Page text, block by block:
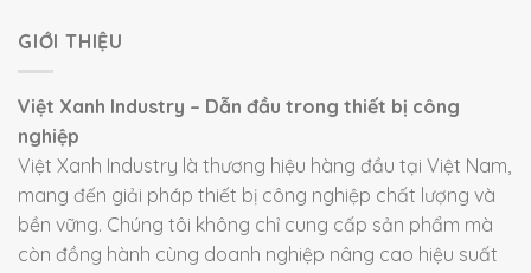
GIỚI THIỆU
Việt Xanh Industry – Dẫn đầu trong thiết bị công
nghiệp
Việt Xanh Industry là thương hiệu hàng đầu tại Việt Nam,
mang đến giải pháp thiết bị công nghiệp chất lượng và
bền vững. Chúng tôi không chỉ cung cấp sản phẩm mà
còn đồng hành cùng doanh nghiệp nâng cao hiệu suất